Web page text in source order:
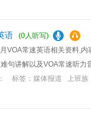
语
(0人听写)
VOA常速英语相关资料,内
句讲解以及VOA常速听力
标签：媒体报道 上班